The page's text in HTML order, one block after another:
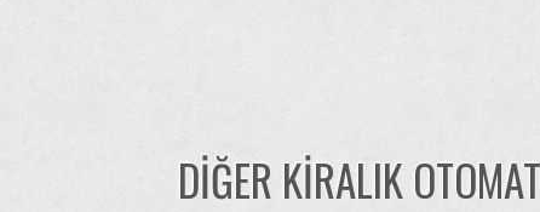
DIĞER KIRALIK